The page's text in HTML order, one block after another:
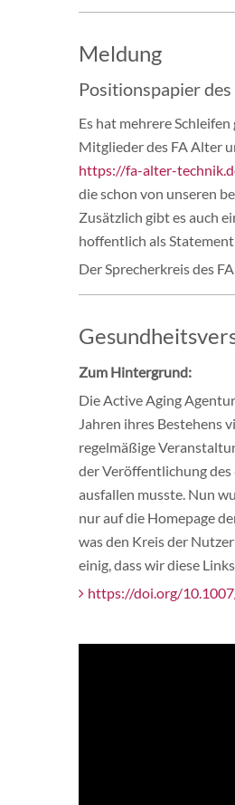
Meldung
Positionspapier
Es hat mehrere
Mitglieder des FA Alter
https://fa-alter-
die schon von unseren
Zusätzlich gibt es auch
hoffentlich als
Der Sprecherkreis des
Zum Hintergrund:
Die Active Aging
Jahren ihres Bestehens
regelmäßige
der Veröffentlichung
ausfallen musste. Nun
nur auf die Homepage
was den Kreis der
einig, dass wir diese
https://doi.org/